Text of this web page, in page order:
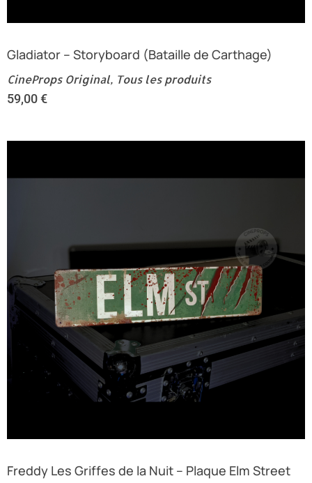
Gladiator – Storyboard (Bataille de Carthage)
CineProps Original, Tous les produits
59,00€
Freddy Les Griffes de la Nuit – Plaque Elm Street